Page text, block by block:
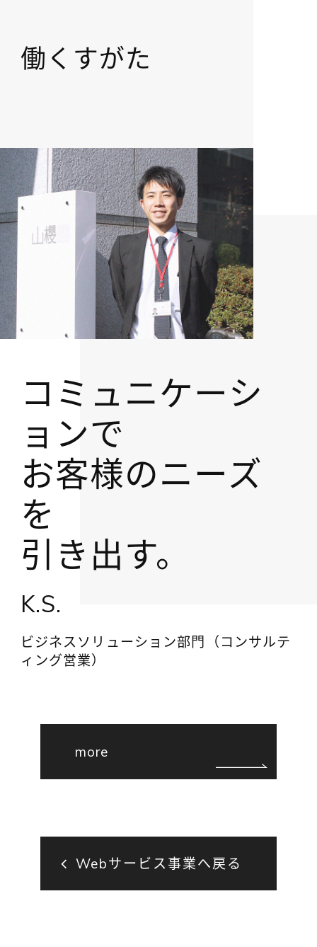
働くすがた
コミュニケーシ
ョンで
お客様のニーズ
を
引き出す。
K.S.
ビジネスソリューション部門（コンサルテ
ィング営業）
more
Webサービス事業へ戻る